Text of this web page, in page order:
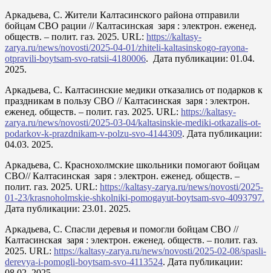
Аркадьева, С. Жители Калтасинского района отправили
бойцам СВО рации // Калтасинская заря : электрон. еженед.
обществ. – полит. газ. 2025. URL: https://kaltasy-
zarya.ru/news/novosti/2025-04-01/zhiteli-kaltasinskogo-rayona-
otpravili-boytsam-svo-ratsii-4180006. Дата публикации: 01.04.
2025.
Аркадьева, С. Калтасинские медики отказались от подарков к
праздникам в пользу СВО // Калтасинская заря : электрон.
еженед. обществ. – полит. газ. 2025. URL: https://kaltasy-
zarya.ru/news/novosti/2025-03-04/kaltasinskie-mediki-otkazalis-ot-
podarkov-k-prazdnikam-v-polzu-svo-4144309. Дата публикации:
04.03. 2025.
Аркадьева, С. Краснохолмские школьники помогают бойцам
СВО// Калтасинская заря : электрон. еженед. обществ. –
полит. газ. 2025. URL: https://kaltasy-zarya.ru/news/novosti/2025-
01-23/krasnoholmskie-shkolniki-pomogayut-boytsam-svo-4093797.
Дата публикации: 23.01. 2025.
Аркадьева, С. Спасли деревья и помогли бойцам СВО //
Калтасинская заря : электрон. еженед. обществ. – полит. газ.
2025. URL: https://kaltasy-zarya.ru/news/novosti/2025-02-08/spasli-
derevya-i-pomogli-boytsam-svo-4113524. Дата публикации: